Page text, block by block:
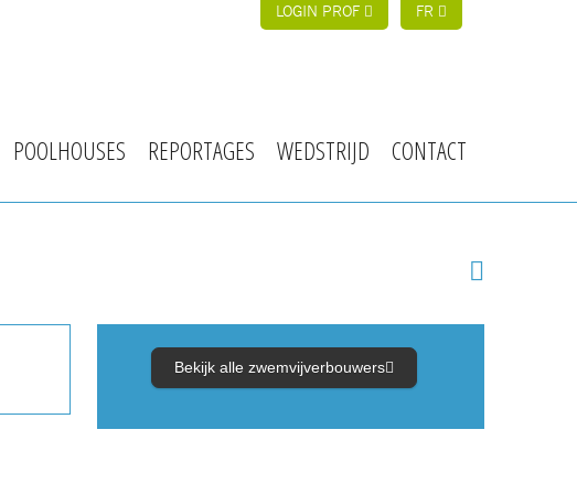
LOGIN PROF FR
POOLHOUSES REPORTAGES WEDSTRIJD CONTACT
Bekijk alle zwemvijverbouwers